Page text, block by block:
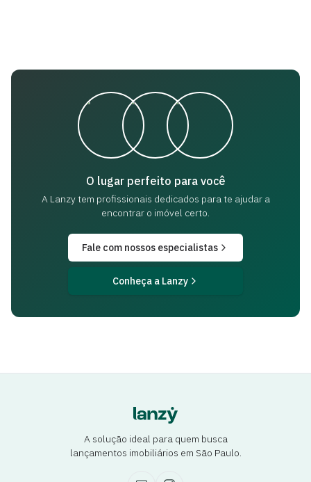
O lugar perfeito para você
A Lanzy tem profissionais dedicados parate ajudar a
encontrar o imóvel certo.
Fale com nossos especialistas
Conheça a Lanzy
A solução ideal para quem busca
lançamentos imobiliários em São Paulo.